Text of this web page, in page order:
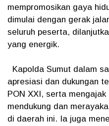
mempromosikan gaya
dimulai dengan gerak
seluruh peserta,
yang energik.
Kapolda Sumut dalam
apresiasi dan dukungan
PON XXI, serta
mendukung dan
di daerah ini. Ia juga